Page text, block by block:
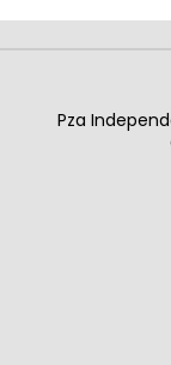
Pza